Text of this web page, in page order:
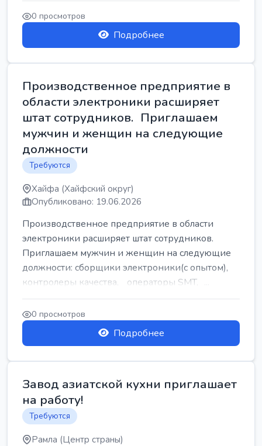
0 просмотров
Подробнее
Производственное предприятие в
области электроники расширяет
штат сотрудников. Приглашаем
мужчин и женщин на следующие
должности
Требуются
Хайфа (Хайфский округ)
Опубликовано: 19.06.2026
Производственное предприятие в области
электроники расширяет штат сотрудников.
Приглашаем мужчин и женщин на следующие
должности: сборщики электроники(с опытом),
контролеры качества, операторы SMT, ...
0 просмотров
Подробнее
Завод азиатской кухни приглашает
на работу!
Требуются
Рамла (Центр страны)